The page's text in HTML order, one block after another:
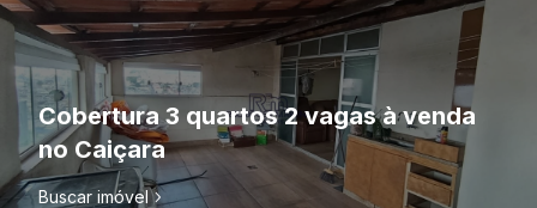
Cobertura 3 quartos 2 vagas à venda
no Caiçara
Buscar imóvel